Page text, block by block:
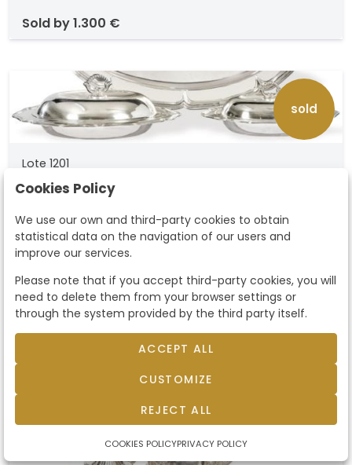
sold by1.300 €
sold
Lote 1201
Juego de dos mantenedores de
plata española punzonada 1ª
Ley de Pérez Fernández.
Juego de dos mantenedores de plata española
punzonada 1ª Ley de Pérez Fernández.. Con
borde ondulado.. Peso: 2,175 Kg. Medidas: 15 x 31
x 38 y 12 x 26 x 32 cm
sold by 1.200 €
Cookies Policy
We use our own and third-party cookies to obtain
statistical data on the navigation of our users and
improve our services.
Please note that if you accept third-party cookies, you will
need to delete them from your browser settings or
through the system provided by the third party itself.
ACCEPT ALL
CUSTOMIZE
REJECT ALL
COOKIES POLICYPRIVACY POLICY